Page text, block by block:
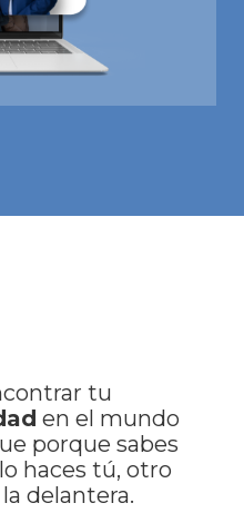
tu
en el mundo
porque sabes
haces tú, otro
delantera.